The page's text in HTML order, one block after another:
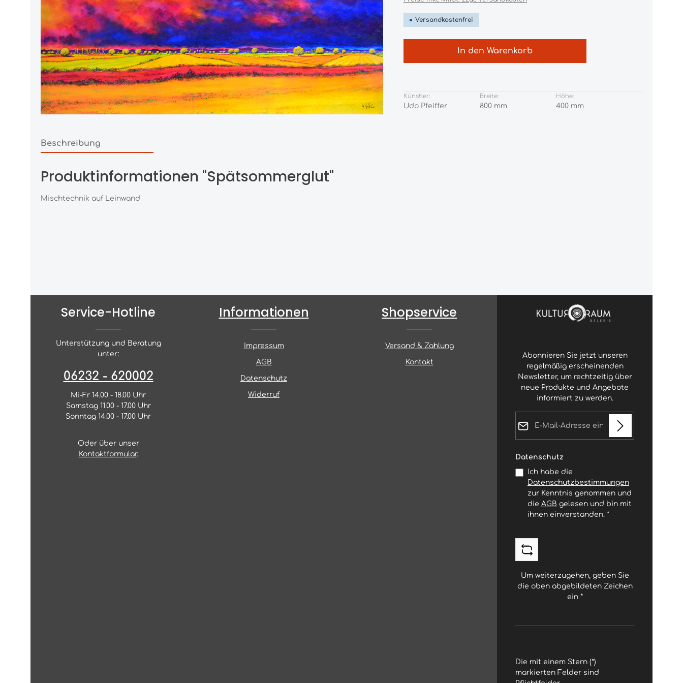
Versandkostenfrei
In den Warenkorb
Künstler:
Udo Pfeiffer
Breite:
800 mm
Höhe:
400 mm
Beschreibung
Produktinformationen "Spätsommerglut"
Mischtechnik auf Leinwand
Service-Hotline
Unterstützung und Beratung
unter:
06232 - 620002
Mi-Fr 14.00 - 18.00 Uhr
Samstag 11.00 - 17.00 Uhr
Sonntag 14.00 - 17.00 Uhr
Oder über unser
Kontaktformular.
Informationen
Impressum
AGB
Datenschutz
Widerruf
Shopservice
Versand & Zahlung
Kontakt
Abonnieren Sie jetzt unseren
regelmäßig erscheinenden
Newsletter, um rechtzeitig über
neue Produkte und Angebote
informiert zu werden.
E-Mail-Adresse*
Datenschutz
Ich habe die
Datenschutzbestimmungen
zur Kenntnis genommen und
die AGB gelesen und bin mit
ihnen einverstanden. *
Um weiterzugehen, geben Sie
die oben abgebildeten Zeichen
ein *
Die mit einem Stern (*)
markierten Felder sind